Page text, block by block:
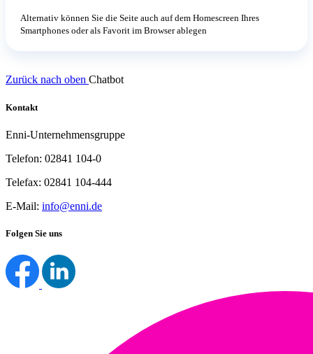
Alternativ können Sie die Seite auch auf dem Homescreen Ihres
Smartphones oder als Favorit im Browser ablegen
Zurück nach oben Chatbot
Kontakt
Enni-Unternehmensgruppe
Telefon: 02841 104-0
Telefax: 02841 104-444
E-Mail: info@enni.de
Folgen Sie uns